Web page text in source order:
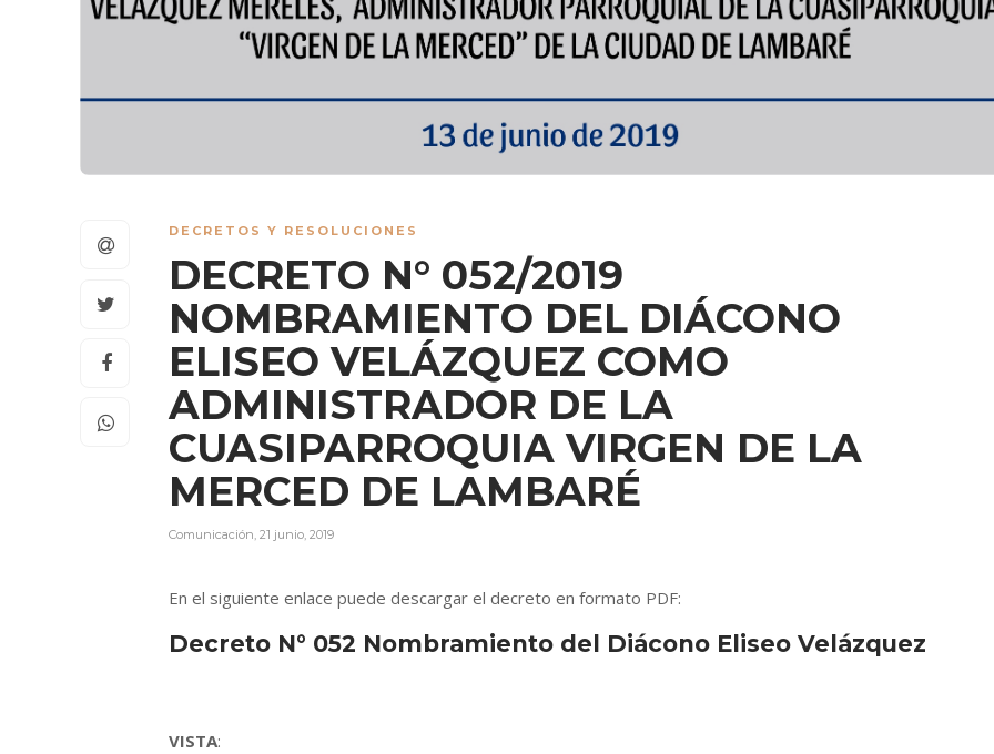
DECRETOS Y RESOLUCIONES
DECRETO N° 052/2019
NOMBRAMIENTO DEL DIÁCONO
ELISEO VELÁZQUEZ COMO
ADMINISTRADOR DE LA
CUASIPARROQUIA VIRGEN DE LA
MERCED DE LAMBARÉ
Comunicación, 21 junio, 2019
En el siguiente enlace puede descargar el decreto en formato PDF:
Decreto N° 052 Nombramiento del Diácono Eliseo Velázquez
VISTA: